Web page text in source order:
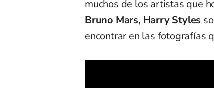
muchos de los artistas que
Bruno Mars, Harry Styles
encontrar en las fotografías